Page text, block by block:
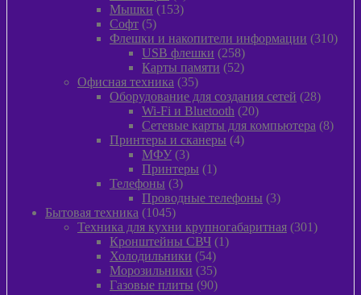
товар
Мышки 153153
Софт 55
товаров
Флешки и накопители информации 310310
USB флешки 258258
товаров
Карты памяти 5252
Офисная техника 3535
товаров
Оборудование для создания сетей 2828
Wi-Fi и Bluetooth 2020
товаров
Сетевые карты для компьютера 88
Принтеры и сканеры 44
МФУ 33
товара
Принтеры 11
Телефоны 33
товара
Проводные телефоны 33
Бытовая техника 10451045
товаров
Техника для кухни крупногабаритная 301301
Кронштейны СВЧ 11
Холодильники 5454
товара
Морозильники 3535
товаров
Газовые плиты 9090